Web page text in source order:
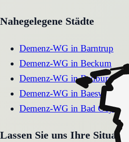
Nahegelegene Städte
Demenz-WG in Barntrup
Demenz-WG in Beckum
Demenz-WG inBedburg
Demenz-WG in Baesweiler
Demenz-WG in Bad
Lassen Sie uns Ihre